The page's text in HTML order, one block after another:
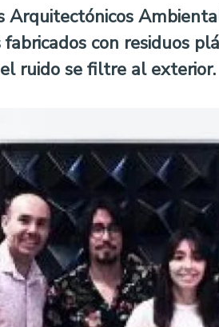
con residuos
ruido se filtre al exterior.